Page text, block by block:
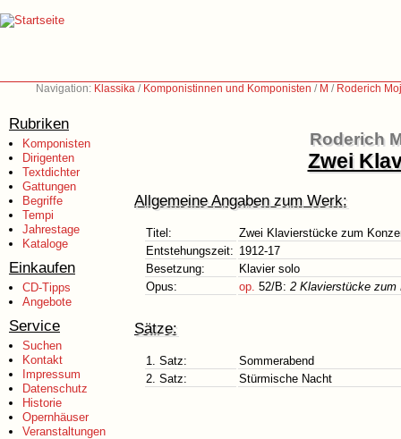
Navigation: Klassika / Komponistinnen und Komponisten / M / Roderich
Rubriken
Komponisten
Dirigenten
Textdichter
Gattungen
Begriffe
Tempi
Jahrestage
Kataloge
Einkaufen
CD-Tipps
Angebote
Service
Suchen
Kontakt
Impressum
Datenschutz
Historie
Opernhäuser
Veranstaltungen
Roderich
Zwei
Allgemeine Angaben zum Werk:
Titel:
Zwei Klavierstücke zum
Entstehungszeit: 1912-17
Besetzung:
Klavier solo
Opus:
op. 52/B: 2 Klavierstücke zum
Sätze:
1. Satz:
Sommerabend
2. Satz:
Stürmische Nacht